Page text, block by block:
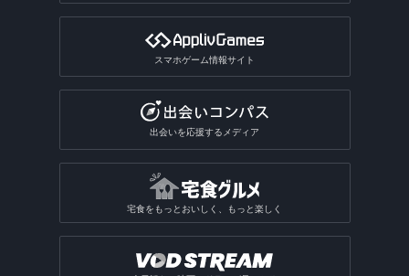
スマホゲーム情報サイト
出会いを応援するメディア
宅食をもっとおいしく、もっと楽しく